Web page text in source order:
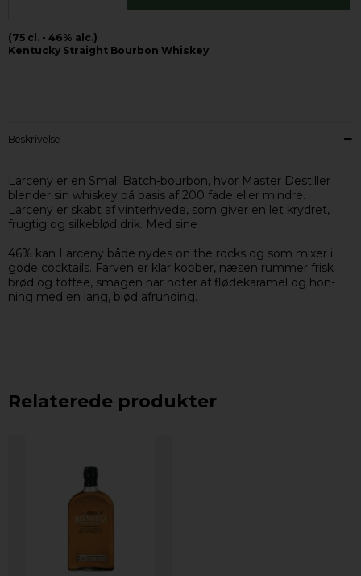
(75 cl. - 46% alc.)
Kentucky Straight Bourbon Whiskey
Beskrivelse
Larceny er en Small Batch-bourbon, hvor Master Destiller
blender sin whiskey på basis af 200 fade eller mindre.
Larceny er skabt af vinterhvede, som giver en let krydret,
frugtig og silkeblød drik. Med sine
46% kan Larceny både nydes on the rocks og som mixer i
gode cocktails. Farven er klar kobber, næsen rummer frisk
brød og toffee, smagen har noter af flødekaramel og hon-
ning med en lang, blød afrunding.
Relaterede produkter